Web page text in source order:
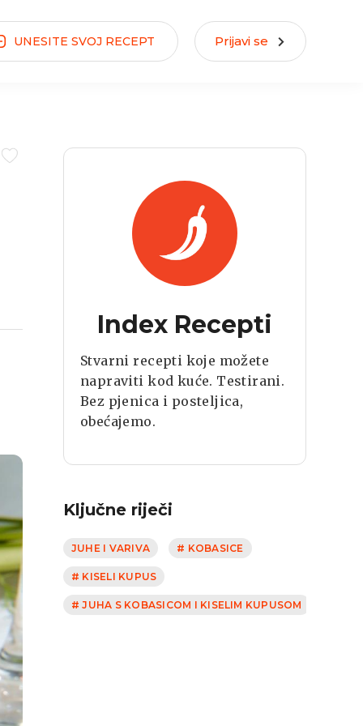
UNESITE SVOJ RECEPT Prijavi se
Index Recepti
Stvarni recepti koje možete
napraviti kod kuće. Testirani.
Bez pjenica i posteljica,
obećajemo.
Ključne riječi
JUHE I VARIVA # KOBASICE
# KISELI KUPUS
# JUHA S KOBASICOM I KISELIM KUPUSOM